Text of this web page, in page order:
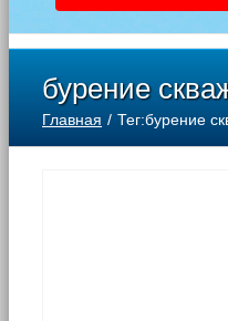
бурение
Главная Тег:бурение